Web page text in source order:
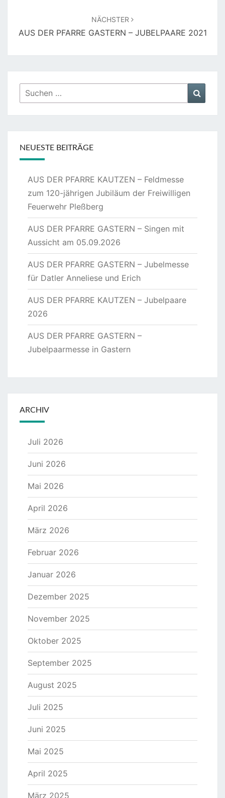
NÄCHSTER
AUS DER PFARRE GASTERN – JUBELPAARE 2021
Suchen
nach:
NEUESTE BEITRÄGE
AUS DER PFARRE KAUTZEN – Feldmesse
zum 120-jährigen Jubiläum der Freiwilligen
Feuerwehr Pleßberg
AUS DER PFARRE GASTERN – Singen mit
Aussicht am 05.09.2026
AUS DER PFARRE GASTERN – Jubelmesse
für Datler Anneliese und Erich
AUS DER PFARRE KAUTZEN – Jubelpaare
2026
AUS DER PFARRE GASTERN –
Jubelpaarmesse in Gastern
ARCHIV
Juli 2026
Juni 2026
Mai 2026
April 2026
März 2026
Februar 2026
Januar 2026
Dezember 2025
November 2025
Oktober 2025
September 2025
August 2025
Juli 2025
Juni 2025
Mai 2025
April 2025
März 2025